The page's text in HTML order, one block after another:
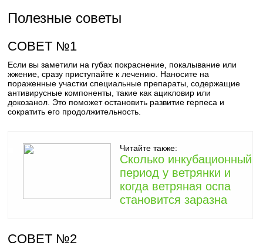
Полезные советы
СОВЕТ №1
Если вы заметили на губах покраснение, покалывание или
жжение, сразу приступайте к лечению. Наносите на
пораженные участки специальные препараты, содержащие
антивирусные компоненты, такие как ацикловир или
докозанол. Это поможет остановить развитие герпеса и
сократить его продолжительность.
Читайте также:
Сколько инкубационный
период у ветрянки и
когда ветряная оспа
становится заразна
СОВЕТ №2